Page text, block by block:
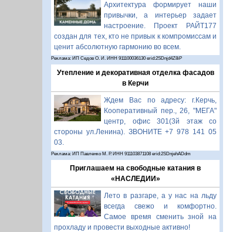
Архитектура формирует наши
привычки, а интерьер задает
настроение. Проект РАЙТ177
создан для тех, кто не привык к компромиссам и
ценит абсолютную гармонию во всем.
Реклама: ИП Седов О. И. ИНН 911100036130 erid:2SDnjd4Z8iP
Утепление и декоративная отделка фасадов
в Керчи
Ждем Вас по адресу: г.Керчь,
Кооперативный пер., 26, "МЕГА"
центр, офис 301(3й этаж со
стороны ул.Ленина). ЗВОНИТЕ +7 978 141 05
03.
Реклама: ИП Павленко М. Р. ИНН 911103871108 erid:2SDnjehADdm
Приглашаем на свободные катания в
«НАСЛЕДИИ»
Лето в разгаре, а у нас на льду
всегда свежо и комфортно.
Самое время сменить зной на
прохладу и провести выходные активно!